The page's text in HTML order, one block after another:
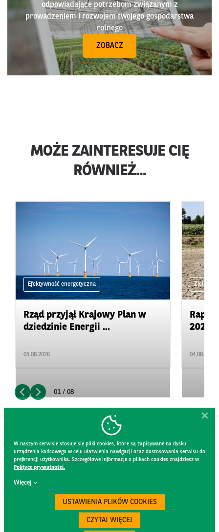
odpowiadające potrzebom związanym z
prowadzeniem i rozwojem twojego gospodarstwa
rolnego
ZOBACZ
MOŻE ZAINTERESUJE CIĘ
RÓWNIEŻ...
Efektywność energetyczna
Rząd przyjął Krajowy Plan w
dziedzinie Energii ...
05.08.2026
Zielone
2026:
04.08.2026
01 / 08
W naszym serwisie stosuje się pliki cookies, które są zapisywane na dysku
urządzenia końcowego w celu ułatwienia nawigacji oraz dostosowania serwisu do
preferencji użytkownika. Szczegółowe informacje o plikach cookies znajdziesz w
Polityce prywatności.
Więcej
USTAWIENIA PLIKÓW COOKIES
CZYTAJ WIĘCEJ
KONTAKT
REGULAMIN STRONY
POLITYKA PRYWATNOŚCI